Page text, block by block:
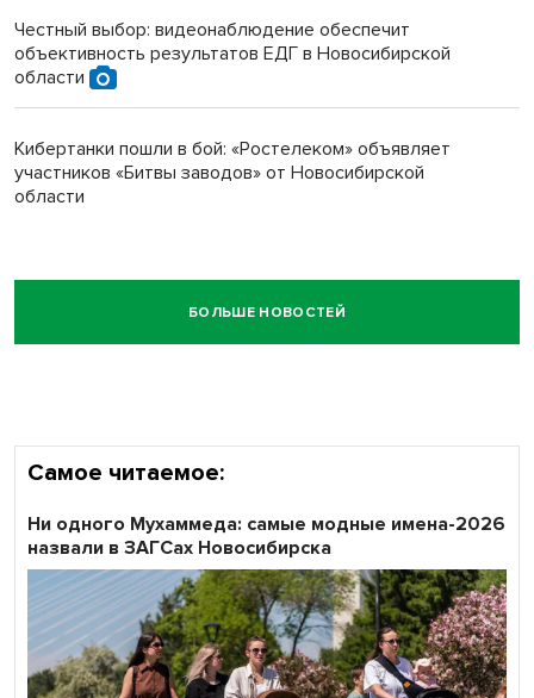
Честный выбор: видеонаблюдение обеспечит
объективность результатов ЕДГ в Новосибирской
области
Кибертанки пошли в бой: «Ростелеком» объявляет
участников «Битвы заводов» от Новосибирской
области
БОЛЬШЕ НОВОСТЕЙ
Самое читаемое:
Ни одного Мухаммеда: самые модные имена-2026
назвали в ЗАГСах Новосибирска